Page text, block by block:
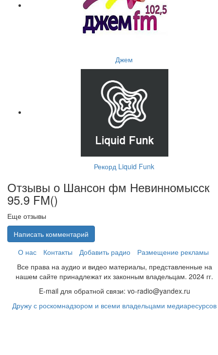
Джем
Рекорд Liquid Funk
Отзывы о Шансон фм Невинномысск
95.9 FM()
Еще отзывы
Написать комментарий
О нас
Контакты Добавить радио
Размещение рекламы
Все права на аудио и видео материалы, представленные на
нашем сайте принадлежат их законным владельцам. 2024 гг.
E-mail для обратной связи: vo-radio@yandex.ru
Дружу с роскомнадзором и всеми владельцами медиаресурсов